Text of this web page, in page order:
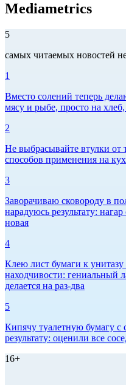
Mediametrics
5
самых читаемых новостей
1
Вместо солений теперь
мясу и рыбе, просто на
2
Не выбрасывайте втулки от
способов применения на
3
Заворачиваю сковороду в
нарадуюсь результату:
новая
4
Клею лист бумаги к унитазу
находчивости: гениальный
делается на раз-два
5
Кипячу туалетную бумагу с
результату: оценили все
16+